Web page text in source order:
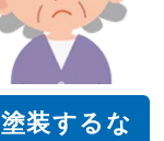
装するな